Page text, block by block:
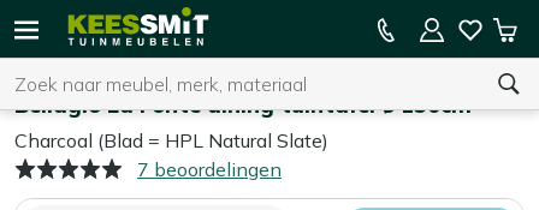
Kees
Tuinmeubelen
Zoeken
U heeft geen product(en) in uw winkelwagen.
15% kassakorting op de hele collectie
Bellagio La Fonte dining tuintafel ø 150cm
Charcoal (Blad = HPL Natural Slate)
7 beoordelingen